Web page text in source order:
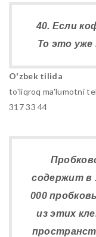
40. Если
То это уже
O'zbek tilida
to'liqroq ma'lumotni
317 33 44
содержит в
000
из этих